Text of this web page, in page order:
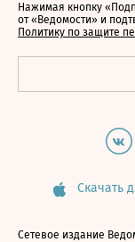
Нажимая кнопку
от «Ведомости» и
Политику по защите
Скачать
Сетевое издание